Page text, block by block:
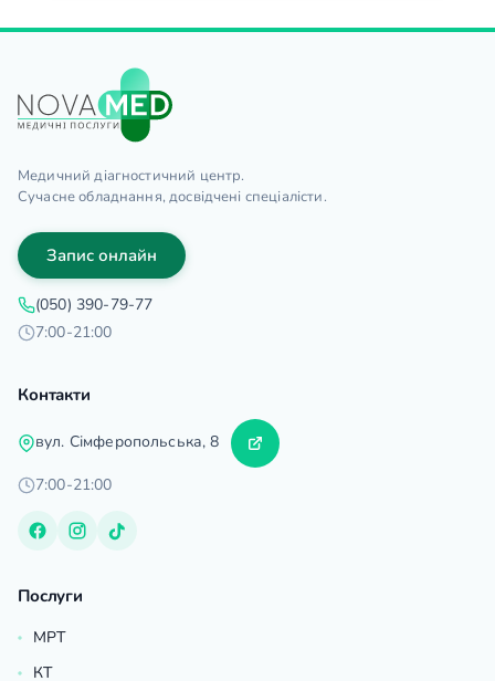
Медичний діагностичний центр.
Сучасне обладнання, досвідчені спеціалісти.
Запис онлайн
(050) 390-79-77
7:00-21:00
Контакти
вул. Сімферопольська, 8
7:00-21:00
Послуги
МРТ
КТ